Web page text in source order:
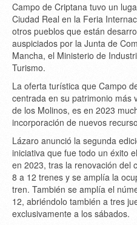
Campo de Criptana tuvo un
Ciudad Real en la Feria
otros pueblos que están
auspiciados por la Junta de
Mancha, el Ministerio de
Turismo.
La oferta turística que Campo
centrada en su patrimonio más
de los Molinos, es en 2023
incorporación de nuevos
Lázaro anunció la segunda
iniciativa que fue todo un éxito
en 2023, tras la renovación del
8 a 12 trenes y se amplía la
tren. También se amplía el
12, abriéndolo también a tres
exclusivamente a los sábados.